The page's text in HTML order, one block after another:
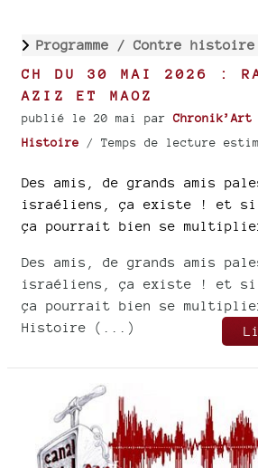
Programme / Contre histoire
CH DU 30 MAI 2026 :
AZIZ ET MAOZ
publié le 20 mai parChronik’Art
Histoire / Temps de lecture
Des amis, de grands amis
israéliens, ça existe ! et si
ça pourrait bien se
Des amis, de grands amis
israéliens, ça existe ! et si
ça pourrait bien se
Histoire (...)